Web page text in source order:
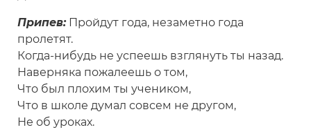
Припев:Пройдут года, незаметно года
пролетят.
Когда-нибудь не успеешь взглянуть ты назад.
Наверняка пожалеешь о том,
Что был плохим ты учеником,
Что в школе думал совсем не другом,
Не об уроках.